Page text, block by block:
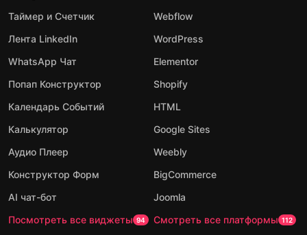
Таймер и Счетчик
Лента LinkedIn
WhatsApp Чат
Попап Конструктор
Календарь Событий
Калькулятор
Аудио Плеер
Конструктор Форм
AI чат-бот
Посмотреть все виджеты 94
Webflow
WordPress
Elementor
Shopify
HTML
Google Sites
Weebly
BigCommerce
Joomla
Смотреть все платформы 112